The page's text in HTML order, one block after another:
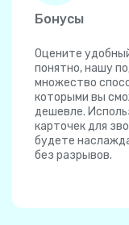
Бонусы
Оцените
понятно, нашу
множество
которыми вы
дешевле.
карточек для
будете
без разрывов.